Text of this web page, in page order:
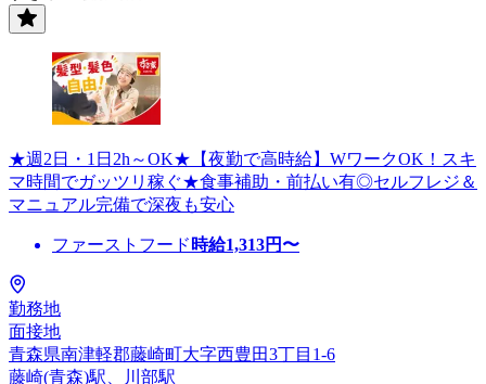
★週2日・1日2h～OK★【夜勤で高時給】WワークOK！スキ
マ時間でガッツリ稼ぐ★食事補助・前払い有◎セルフレジ＆
マニュアル完備で深夜も安心
ファーストフード 時給1,313円〜
勤務地
面接地
青森県南津軽郡藤崎町大字西豊田3丁目1-6
藤崎(青森)駅、川部駅